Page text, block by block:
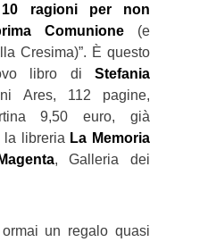
ragioni per non
Comunione(e
Cresima)”. È questo
libro di Stefania
Ares, 112 pagine,
9,50 euro, già
la libreria La Memoria
, Galleria dei
un regalo quasi